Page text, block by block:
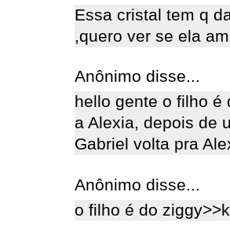
Essa cristal tem q
,quero ver se ela
Anônimo disse...
hello gente o filho é
a Alexia, depois de
Gabriel volta pra
Anônimo disse...
o filho é do